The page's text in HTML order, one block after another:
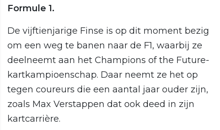
Formule 1.
De vijftienjarige Finse is op dit moment bezig
om een weg te banen naar de F1, waarbij ze
deelneemt aan het Champions of the Future-
kartkampioenschap. Daar neemt ze het op
tegen coureurs die een aantal jaar ouder zijn,
zoals Max Verstappen dat ook deed in zijn
kartcarrière.